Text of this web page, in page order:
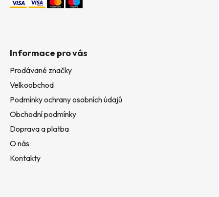
Informace pro vás
Prodávané značky
Velkoobchod
Podmínky ochrany osobních údajů
Obchodní podmínky
Doprava a platba
O nás
Kontakty